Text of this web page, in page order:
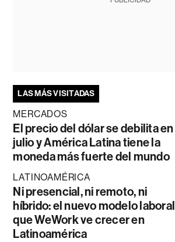
LAS MÁS VISITADAS
MERCADOS
El precio del dólar se debilita en
julio y América Latina tiene la
moneda más fuerte del mundo
LATINOAMÉRICA
Ni presencial, ni remoto, ni
híbrido: el nuevo modelo laboral
que WeWork ve crecer en
Latinoamérica